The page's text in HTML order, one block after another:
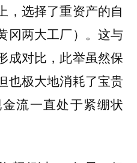
，选择了重资产的自
冈两大工厂）。这与
成对比，此举虽然保
也极大地消耗了宝贵
流一直处于紧绷状